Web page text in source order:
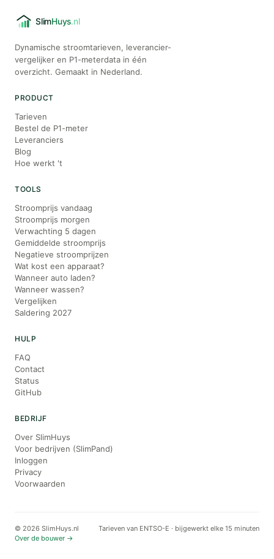
Dynamische stroomtarieven, leverancier-
vergelijker en P1-meterdata in één
overzicht. Gemaakt in Nederland.
PRODUCT
Tarieven
Bestel de P1-meter
Leveranciers
Blog
Hoe werkt 't
TOOLS
Stroomprijs vandaag
Stroomprijs morgen
Verwachting 5 dagen
Gemiddelde stroomprijs
Negatieve stroomprijzen
Wat kost een apparaat?
Wanneer auto laden?
Wanneer wassen?
Vergelijken
Saldering 2027
HULP
FAQ
Contact
Status
GitHub
BEDRIJF
Over SlimHuys
Voor bedrijven (SlimPand)
Inloggen
Privacy
Voorwaarden
© 2026 SlimHuys.nl
Tarieven van ENTSO-E · bijgewerkt elke 15 minuten
Over de bouwer →